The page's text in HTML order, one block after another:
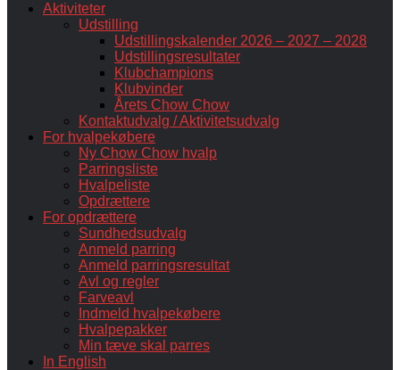
Aktiviteter
Udstilling
Udstillingskalender 2026 – 2027 – 2028
Udstillingsresultater
Klubchampions
Klubvinder
Årets Chow Chow
Kontaktudvalg / Aktivitetsudvalg
For hvalpekøbere
Ny Chow Chow hvalp
Parringsliste
Hvalpeliste
Opdrættere
For opdrættere
Sundhedsudvalg
Anmeld parring
Anmeld parringsresultat
Avl og regler
Farveavl
Indmeld hvalpekøbere
Hvalpepakker
Min tæve skal parres
In English